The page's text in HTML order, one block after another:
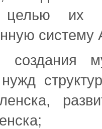
их
систему
создания